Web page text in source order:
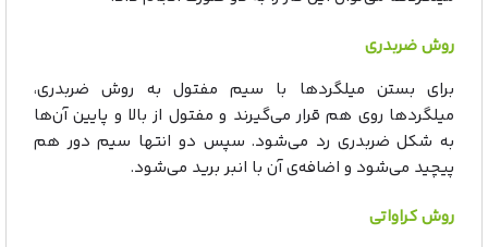
روش ضربدری
برای بستن میلگردها با سیم مفتول به روش ضربدری،
میلگردها روی هم قرار می‌گیرند و مفتول از بالا و پایین آن‌ها
به شکل ضربدری رد می‌شود. سپس دو انتها سیم دور هم
پیچید می‌شود و اضافه‌ی آن با انبر برید می‌شود.
روش کراواتی